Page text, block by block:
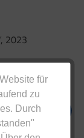
für
zu
Durch
2023